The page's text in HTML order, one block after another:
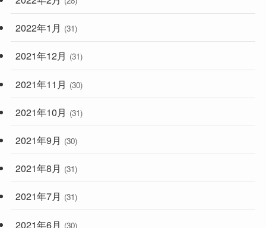
2022年1月 (31)
2021年12月 (31)
2021年11月 (30)
2021年10月 (31)
2021年9月 (30)
2021年8月 (31)
2021年7月 (31)
2021年6月 (30)